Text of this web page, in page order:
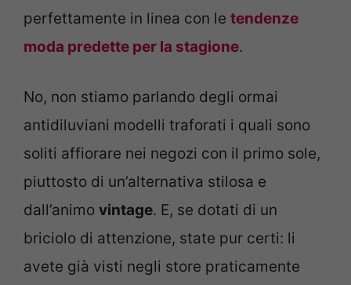
perfettamente in linea con le tendenze
moda predette per la stagione.
No, non stiamo parlando degli ormai
antidiluviani modelli traforati i quali sono
soliti affiorare nei negozi con il primo sole,
piuttosto di un’alternativa stilosa e
dall’animo vintage. E, se dotati di un
briciolo di attenzione, state pur certi: li
avete già visti negli store praticamente